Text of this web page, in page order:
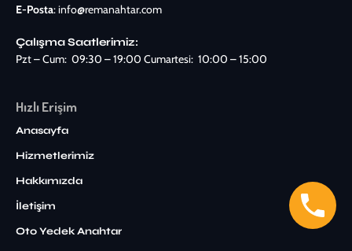
E-Posta:info@remanahtar.com
Çalışma Saatlerimiz:
Pzt – Cum: 09:30 – 19:00 Cumartesi: 10:00 – 15:00
Hızlı Erişim
Anasayfa
Hizmetlerimiz
Hakkımızda
İletişim
Oto Yedek Anahtar